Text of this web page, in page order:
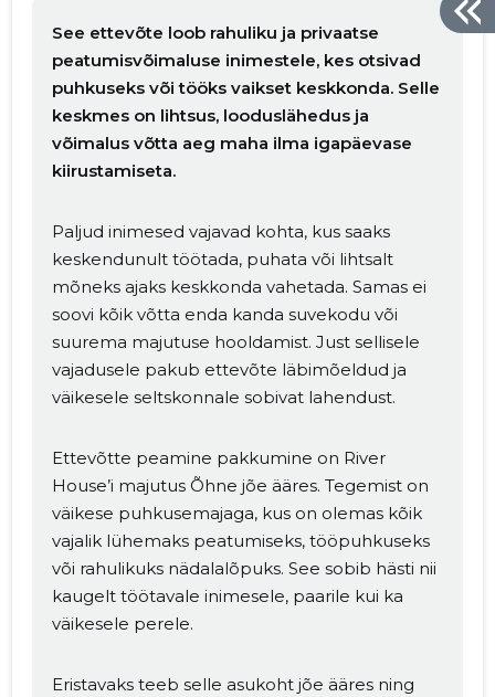
See ettevõte loob rahuliku ja privaatse
peatumisvõimaluse inimestele, kes otsivad
puhkuseks või tööks vaikset keskkonda. Selle
keskmes on lihtsus, looduslähedus ja
võimalus võtta aeg maha ilma igapäevase
kiirustamiseta.
Paljud inimesed vajavad kohta, kus saaks
keskendunult töötada, puhata või lihtsalt
mõneks ajaks keskkonda vahetada. Samas ei
soovi kõik võtta enda kanda suvekodu või
suurema majutuse hooldamist. Just sellisele
vajadusele pakub ettevõte läbimõeldud ja
väikesele seltskonnale sobivat lahendust.
Ettevõtte peamine pakkumine on River
House’i majutus Õhne jõe ääres. Tegemist on
väikese puhkusemajaga, kus on olemas kõik
vajalik lühemaks peatumiseks, tööpuhkuseks
või rahulikuks nädalalõpuks. See sobib hästi nii
kaugelt töötavale inimesele, paarile kui ka
väikesele perele.
Eristavaks teeb selle asukoht jõe ääres ning